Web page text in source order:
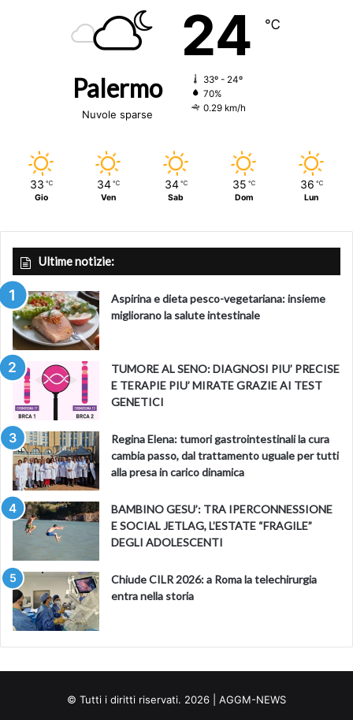
Palermo
Nuvole sparse
24 ℃
33º - 24º
70%
0.29 km/h
33 ℃
Gio
34 ℃
Ven
34 ℃
Sab
35 ℃
Dom
36 ℃
Lun
Ultime notizie:
Aspirina e dieta pesco-vegetariana: insieme
migliorano la salute intestinale
TUMORE AL SENO: DIAGNOSI PIU’ PRECISE
E TERAPIE PIU’ MIRATE GRAZIE AI TEST
GENETICI
Regina Elena: tumori gastrointestinali la cura
cambia passo, dal trattamento uguale per tutti
alla presa in carico dinamica
BAMBINO GESU’: TRA IPERCONNESSIONE
E SOCIAL JETLAG, L’ESTATE “FRAGILE”
DEGLI ADOLESCENTI
Chiude CILR 2026: a Roma la telechirurgia
entra nella storia
© Tutti i diritti riservati. 2026 | AGGM-NEWS